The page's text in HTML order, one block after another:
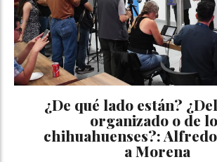
¿De qué lado están?
organizado o de
chihuahuenses?:
a Morena